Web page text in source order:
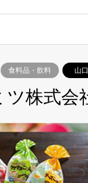
食料品・飲料 山
ツ株式会